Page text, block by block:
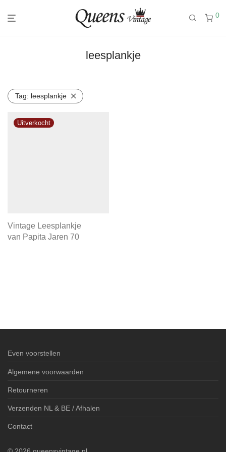
0
leesplankje
Tag: leesplankje
Vintage Leesplankje
van Papita Jaren 70
Even voorstellen
Algemene voorwaarden
Retourneren
Verzenden NL & BE / Afhalen
Contact